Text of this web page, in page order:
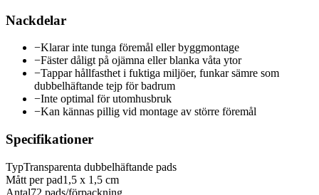
Nackdelar
−Klarar inte tunga föremål eller byggmontage
−Fäster dåligt på ojämna eller blanka våta ytor
−Tappar hållfasthet i fuktiga miljöer, funkar sämre som
dubbelhäftande tejp för badrum
−Inte optimal för utomhusbruk
−Kan kännas pillig vid montage av större föremål
Specifikationer
TypTransparenta dubbelhäftande pads
Mått per pad1,5 x 1,5 cm
Antal72 pads/förpackning